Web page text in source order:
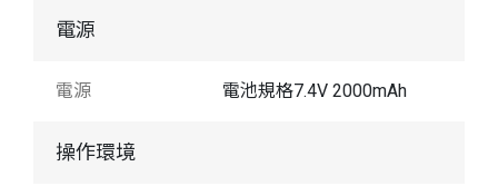
電源
電源 電池規格7.4V 2000mAh
操作環境